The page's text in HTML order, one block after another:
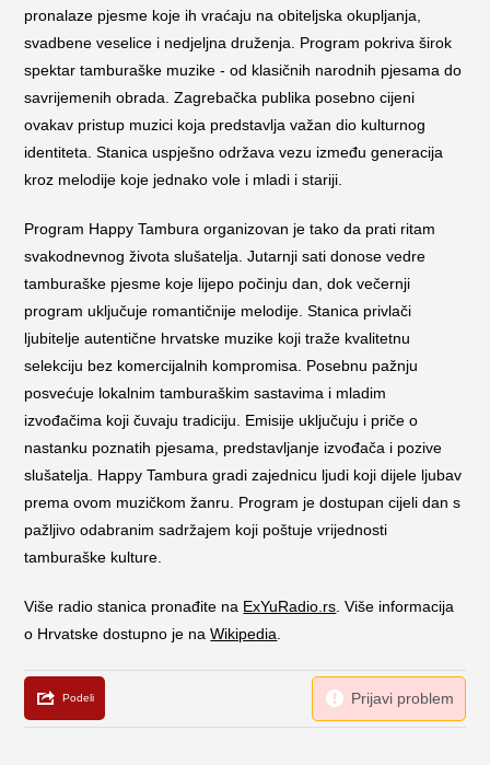
pronalaze pjesme koje ih vraćaju na obiteljska okupljanja,
svadbene veselice i nedjeljna druženja. Program pokriva širok
spektar tamburaške muzike - od klasičnih narodnih pjesama do
savrijemenih obrada. Zagrebačka publika posebno cijeni
ovakav pristup muzici koja predstavlja važan dio kulturnog
identiteta. Stanica uspješno održava vezu između generacija
kroz melodije koje jednako vole i mladi i stariji.
Program Happy Tambura organizovan je tako da prati ritam
svakodnevnog života slušatelja. Jutarnji sati donose vedre
tamburaške pjesme koje lijepo počinju dan, dok večernji
program uključuje romantičnije melodije. Stanica privlači
ljubitelje autentične hrvatske muzike koji traže kvalitetnu
selekciju bez komercijalnih kompromisa. Posebnu pažnju
posvećuje lokalnim tamburaškim sastavima i mladim
izvođačima koji čuvaju tradiciju. Emisije uključuju i priče o
nastanku poznatih pjesama, predstavljanje izvođača i pozive
slušatelja. Happy Tambura gradi zajednicu ljudi koji dijele ljubav
prema ovom muzičkom žanru. Program je dostupan cijeli dan s
pažljivo odabranim sadržajem koji poštuje vrijednosti
tamburaške kulture.
Više radio stanica pronađite na ExYuRadio.rs . Više informacija
o Hrvatske dostupno je naWikipedia